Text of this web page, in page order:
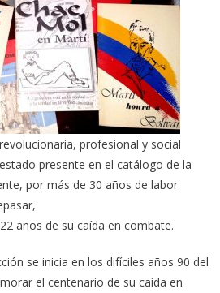
profesional y social
presente en el catálogo de la
por más de 30 años de labor
años de su caída en combate.
se inicia en los difíciles años 90 del
el centenario de su caída en